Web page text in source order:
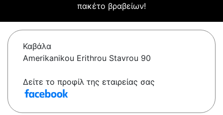
πακέτο βραβείων!
Καβάλα
Amerikanikou Erithrou Stavrou 90
Δείτε το προφίλ της εταιρείας σας